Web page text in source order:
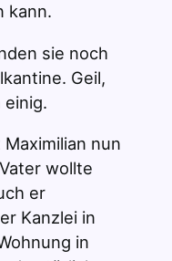
kann.
sie noch
Geil,
einig.
nun
wollte
er
Kanzlei in
in